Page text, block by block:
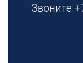
Звоните